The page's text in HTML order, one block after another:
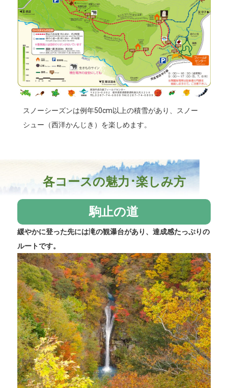
スノーシーズンは例年50cm以上の積雪があり、スノー
シュー（西洋かんじき）を楽しめます。
各コースの魅力･楽しみ方
駒止の道
緩やかに登った先には滝の観瀑台があり、達成感たっぷりの
ルートです。